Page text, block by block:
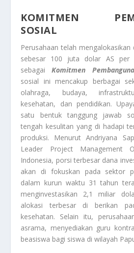
KOMITMEN
SOSIAL
Perusahaan telah
sebesar 100 juta dolar AS per
sebagaiKomitmen
sosial ini mencakup berbagai
olahraga, budaya,
kesehatan, dan pendidikan.
satu bentuk tanggung jawab
tengah kesulitan yang di hadapi
produksi. Menurut Andriyana
Leader Project Management
Indonesia, porsi terbesar dana
akan di fokuskan pada sektor
dalam kurun waktu 31 tahun
menginvestasikan 2,1 miliar
alokasi terbesar di berikan
kesehatan. Selain itu,
asrama, menyediakan guru
beasiswa bagi siswa di wilayah